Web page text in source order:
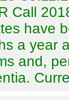
Call
have
a year
and,